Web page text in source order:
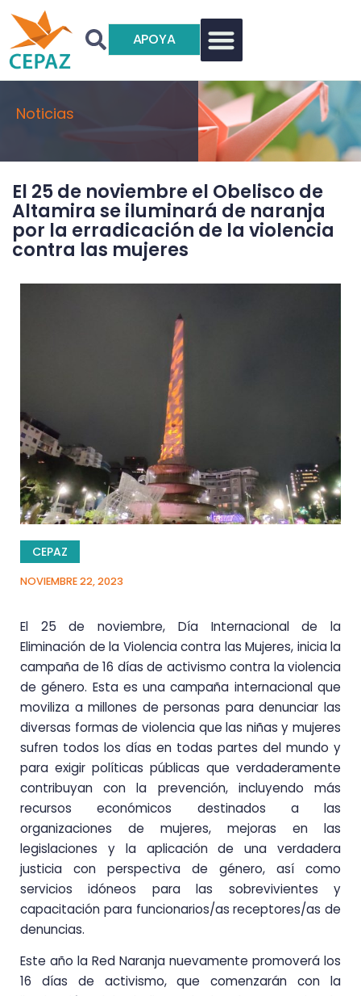
APOYA
Noticias
El 25 de noviembre el Obelisco de
Altamira se iluminará de naranja
por la erradicación de la violencia
contra las mujeres
CEPAZ
NOVIEMBRE 22, 2023
El 25 de noviembre, Día Internacional de la
Eliminación de la Violencia contra las Mujeres, inicia la
campaña de 16 días de activismo contra la violencia
de género. Esta es una campaña internacional que
moviliza a millones de personas para denunciar las
diversas formas de violencia que las niñas y mujeres
sufren todos los días en todas partes del mundo y
para exigir políticas públicas que verdaderamente
contribuyan con la prevención, incluyendo más
recursos económicos destinados a las
organizaciones de mujeres, mejoras en las
legislaciones y la aplicación de una verdadera
justicia con perspectiva de género, así como
servicios idóneos para las sobrevivientes y
capacitación para funcionarios/as receptores/as de
denuncias.
Este año la Red Naranja nuevamente promoverá los
16 días de activismo, que comenzarán con la